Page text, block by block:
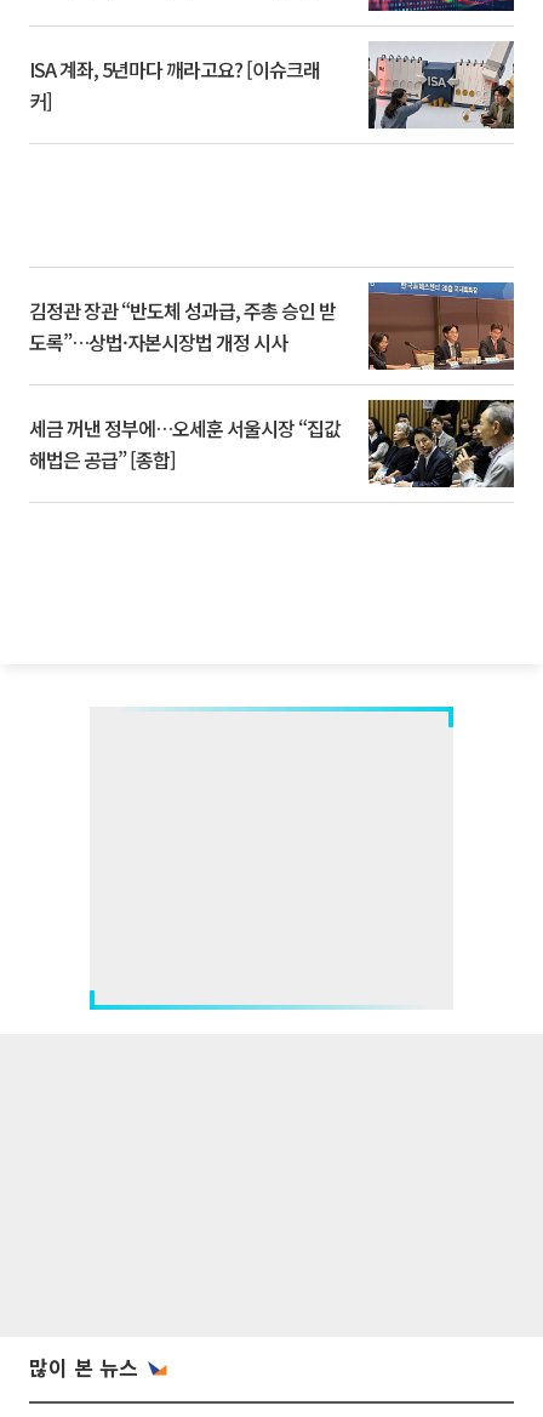
ISA 계좌, 5년마다 깨라고요? [이슈크래
커]
김정관 장관 “반도체 성과급, 주총 승인 받
도록”…상법·자본시장법 개정 시사
세금 꺼낸 정부에…오세훈 서울시장 “집값
해법은 공급” [종합]
많이 본 뉴스